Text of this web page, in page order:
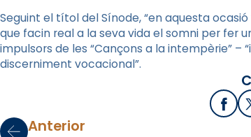
Seguint el títol del Sínode, “en aquesta
que facin real a la seva vida el somni per fer
impulsors de les “Cançons a la intempèrie”
discerniment vocacional”.
Anterior